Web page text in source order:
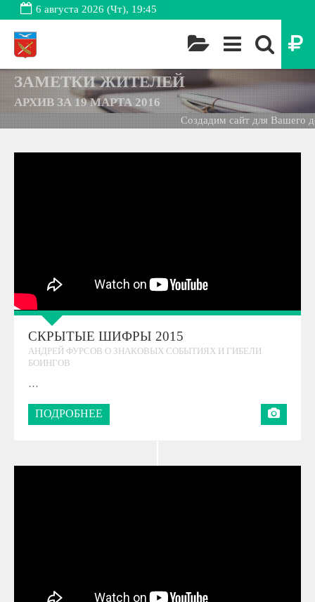
6 августа 2026 (Чт), 19:45
ЗАМЕТКИ ЖИТЕЛЕЙ
АРХИВ ЗА 19 МАРТА 2016
Создадим сайт для Вашего
СКРЫТЫЕ ШИФРЫ 2015
АНДРЕЙ ФУРСОВ О ЗНАКОВЫХ СОБЫТИЯХ И ГИБЕЛИ
БОИНГОВ
…
ПОДРОБНЕЕ